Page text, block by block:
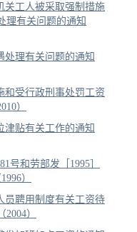
关工人被采取强制措施
理有关问题的通知
处理有关问题的通知
和受行政刑事处罚工资
）
津贴有关工作的通知
号和劳部发［1995］
）
员聘用制度有关工资待
）